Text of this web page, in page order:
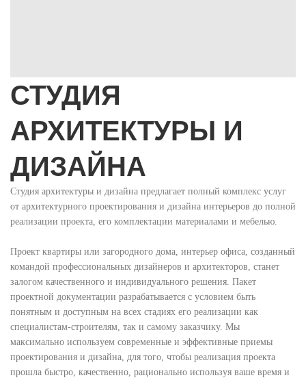
СТУДИЯ
АРХИТЕКТУРЫ И
ДИЗАЙНА
Студия архитектуры и дизайна предлагает полный комплекс услуг
от архитектурного проектирования и дизайна интерьеров до полной
реализации проекта, его комплектации материалами и мебелью.
Проект квартиры или загородного дома, интерьер офиса, созданный
командой профессиональных дизайнеров и архитекторов, станет
залогом качественного и индивидуального решения. Пакет
проектной документации разрабатывается с условием быть
понятным и доступным на всех стадиях его реализации как
специалистам-строителям, так и самому заказчику. Мы
максимально используем современные и эффективные приемы
проектирования и дизайна, для того, чтобы реализация проекта
прошла быстро, качественно, рационально используя ваше время и